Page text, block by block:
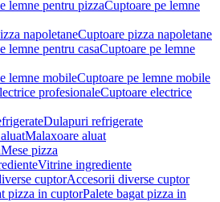
Cuptoare pe lemne
Cuptoare pizza napoletane
Cuptoare pe lemne
Cuptoare pe lemne mobile
Cuptoare electrice
Dulapuri refrigerate
Malaxoare aluat
Mese pizza
Vitrine ingrediente
Accesorii diverse cuptor
Palete bagat pizza in